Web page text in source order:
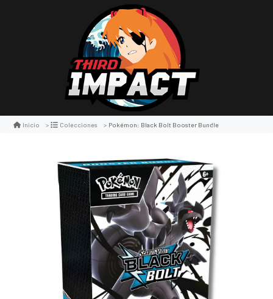
Inicio Colecciones Pokémon: Black Bolt Booster Bundle